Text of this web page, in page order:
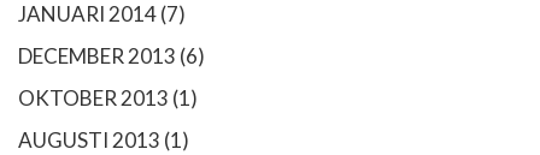
JANUARI 2014(7)
DECEMBER 2013 (6)
OKTOBER 2013 (1)
AUGUSTI 2013 (1)